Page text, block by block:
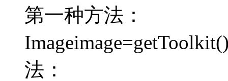
第一种方法：
法：